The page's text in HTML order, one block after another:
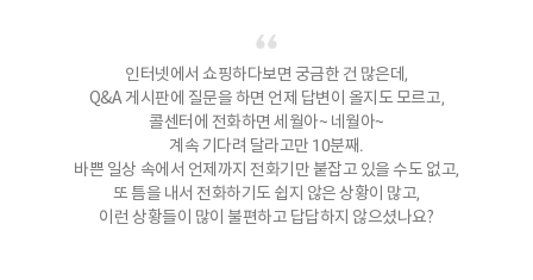
인터넷에서 쇼핑하다보면 궁금한 건 많은데,
Q&A 게시판에 질문을 하면 언제 답변이 올지도 모르고,
콜센터에 전화하면 세월아~ 네월아~
계속 기다려 달라고만 10분째.
바쁜 일상 속에서 언제까지 전화기만 붙잡고 있을 수도 없고,
또 틈을 내서 전화하기도 쉽지 않은 상황이 많고,
이런 상황들이 많이 불편하고 답답하지 않으셨나요?